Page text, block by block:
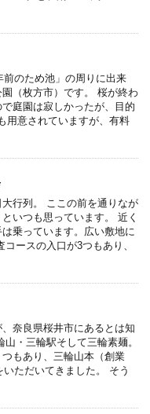
前のため池」の周りに出来
（枚方市）です。 桜が終わ
庭園は寂しかったが、目的
用意されていますが、有料
行列。 ここの前を通りなが
いつも思っています。 近く
乗っています。広い敷地に
ースの入口が3つもあり、
奈良県桜井市にあるとは知
・三輪駅そして三輪素麺。
もあり、三輪山本（創業
ただいてきました。 そう